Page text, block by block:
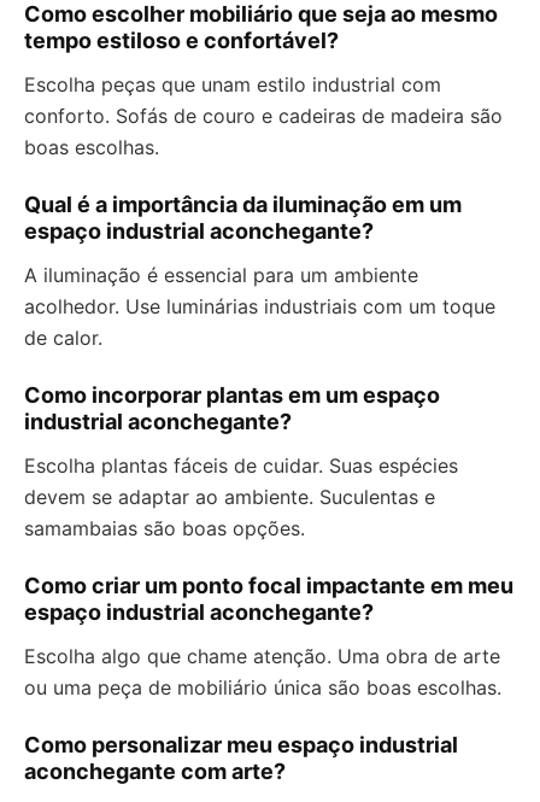
Como escolher mobiliário que seja ao mesmo
tempo estiloso e confortável?
Escolha peças que unam estilo industrial com
conforto. Sofás de couro e cadeiras de madeira são
boas escolhas.
Qual é a importância da iluminação em um
espaço industrial aconchegante?
A iluminação é essencial para um ambiente
acolhedor. Use luminárias industriais com um toque
de calor.
Como incorporar plantas em um espaço
industrial aconchegante?
Escolha plantas fáceis de cuidar. Suas espécies
devem se adaptar ao ambiente. Suculentas e
samambaias são boas opções.
Como criar um ponto focal impactante em meu
espaço industrial aconchegante?
Escolha algo que chame atenção. Uma obra de arte
ou uma peça de mobiliário única são boas escolhas.
Como personalizar meu espaço industrial
aconchegante com arte?